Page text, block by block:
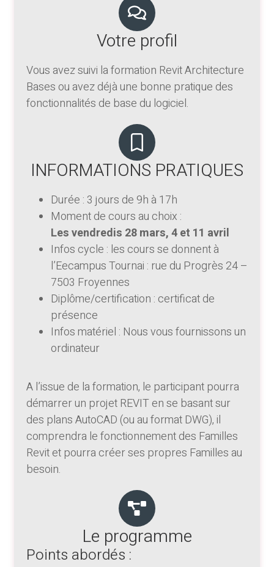
Votre profil
Vous avez suivi la formation Revit Architecture
Bases ou avez déjà une bonne pratique des
fonctionnalités de base du logiciel.
INFORMATIONS PRATIQUES
Durée : 3 jours de 9h à 17h
Moment de cours au choix :
Les vendredis 28 mars, 4 et 11 avril
Infos cycle : les cours se donnent à
l’Eecampus Tournai : rue du Progrès 24 –
7503 Froyennes
Diplôme/certification : certificat de
présence
Infos matériel : Nous vous fournissons un
ordinateur
A l’issue de la formation, le participant pourra
démarrer un projet REVIT en se basant sur
des plans AutoCAD (ou au format DWG), il
comprendra le fonctionnement des Familles
Revit et pourra créer ses propres Familles au
besoin.
Le programme
Points abordés :